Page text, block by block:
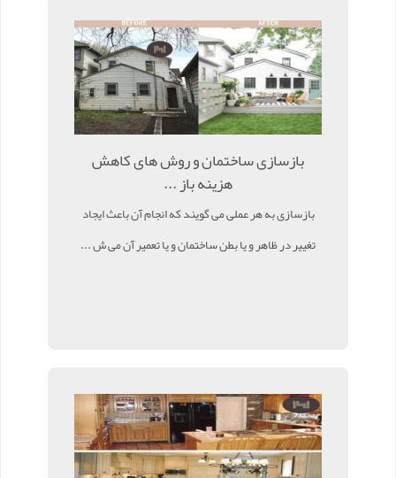
بازسازی ساختمان و روش های کاهش
هزینه باز ...
بازسازی به هر عملی می گویند که انجام آن باعث ایجاد
تغییر در ظاهر و یا بطن ساختمان و یا تعمیر آن می ش ...